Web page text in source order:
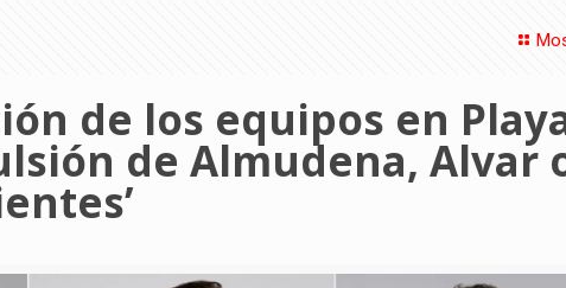
de los equipos en
de Almudena, Alvar